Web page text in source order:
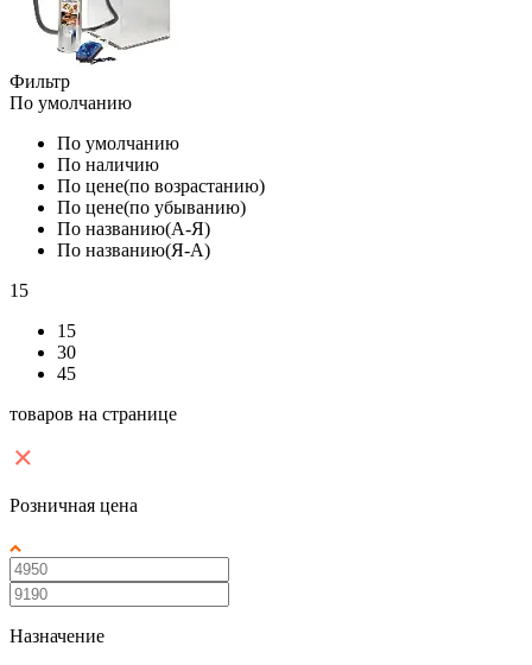
Фильтр
По умолчанию
По умолчанию
По наличию
По цене(по возрастанию)
По цене(по убыванию)
По названию(А-Я)
По названию(Я-А)
15
15
30
45
товаров на странице
Розничная цена
Назначение